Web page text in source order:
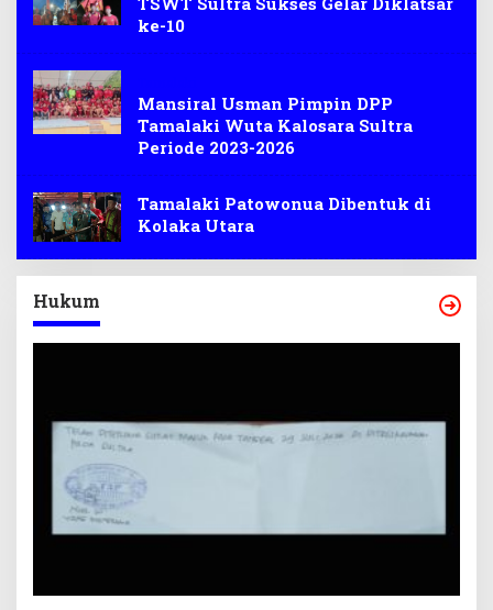
ke-10
Mansiral Usman Pimpin DPP
Tamalaki Wuta Kalosara Sultra
Periode 2023-2026
Tamalaki Patowonua Dibentuk di
Kolaka Utara
Hukum